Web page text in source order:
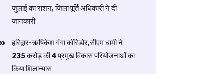
जुलाई का राशन, जिला पूर्ति अधिकारी ने दी
जानकारी
हरिद्वार-ऋषिकेश गंगा कॉरिडोर,सीएम धामी ने
235 करोड़ की 4 प्रमुख विकास परियोजनाओं का
किया शिलान्यास